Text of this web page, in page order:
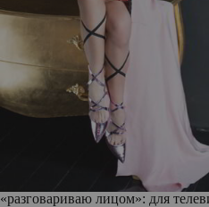
«разговариваю лицом»: для